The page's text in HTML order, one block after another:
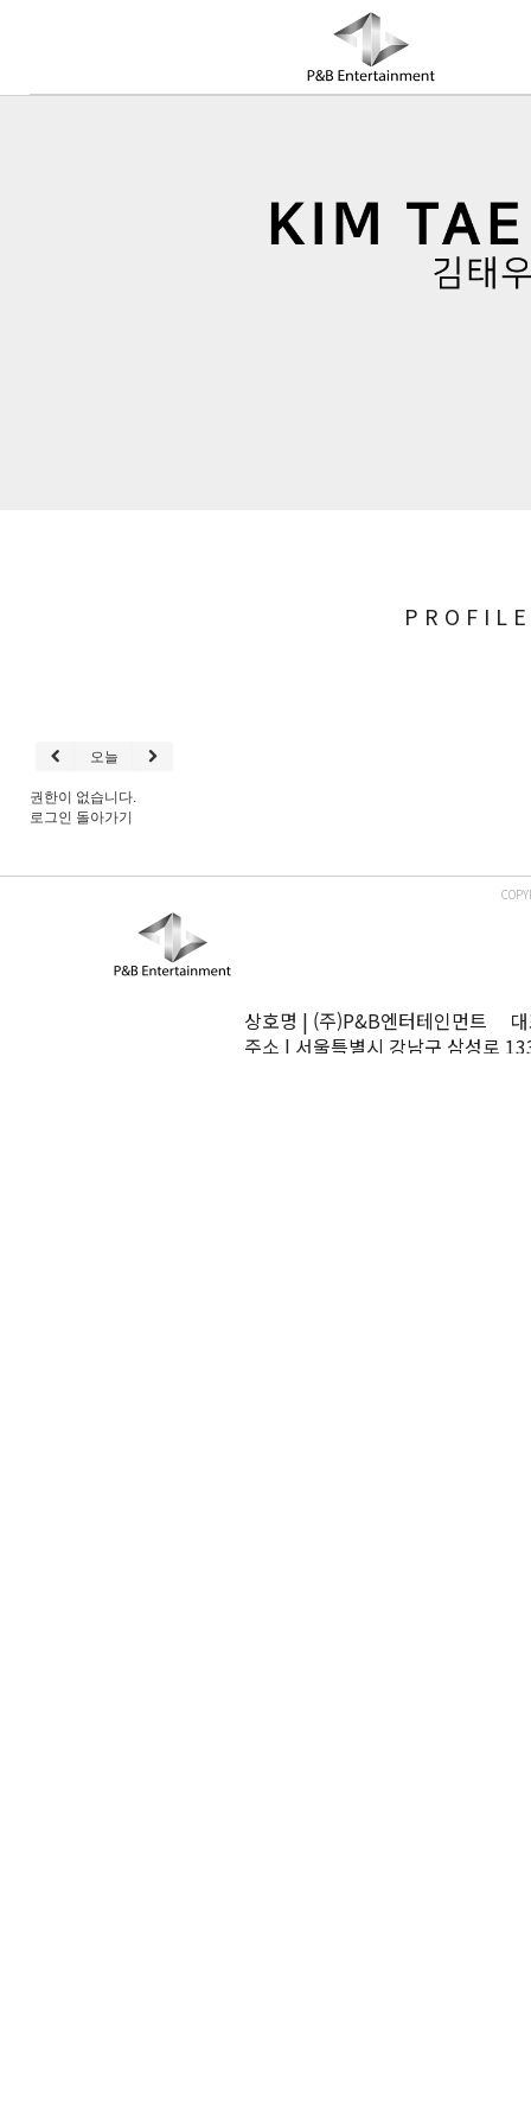
COMPANY
PROFILE
오늘
권한이 없습니다.
로그인 돌아가기
상호명 | (주)P&B엔터테인먼트
주소 | 서울특별시 강남구 삼성로